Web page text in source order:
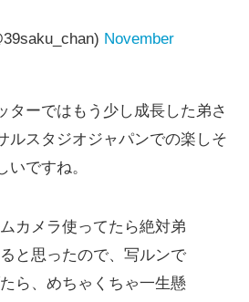
November
ターではもう少し成長した弟さ
ルスタジオジャパンでの楽しそ
いですね。
カメラ使ってたら絶対弟
と思ったので、写ルンで
ら、めちゃくちゃ一生懸